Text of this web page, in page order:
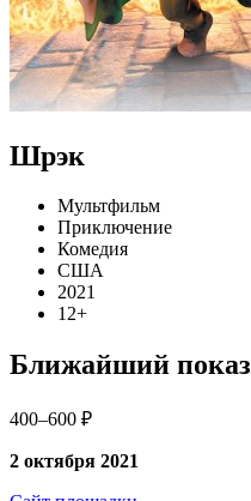
Шрэк
Мультфильм
Приключение
Комедия
США
2021
12+
Ближайший показ
400–600 ₽
2 октября 2021